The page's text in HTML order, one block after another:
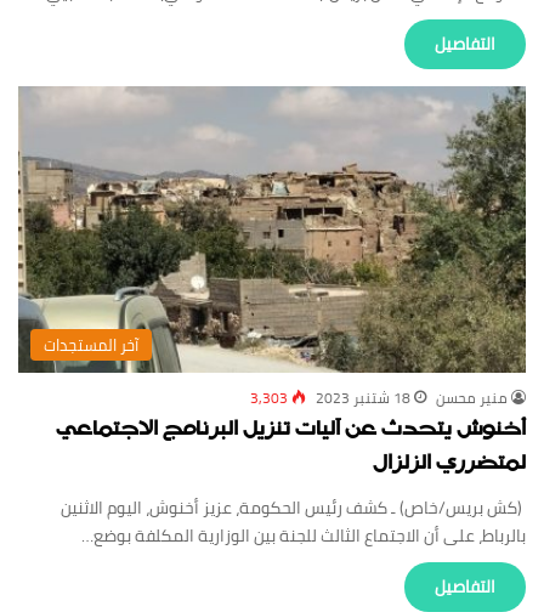
‏التفاصيل
‏آخر المستجدات
منير محسن 18 شتنبر 2023 3,303
أخنوش يتحدث عن آليات تنزيل البرنامج الاجتماعي
لمتضرري الزلزال
(كش بريس/خاص) ـ كشف رئيس الحكومة، عزيز أخنوش، اليوم الاثنين
بالرباط، على أن الاجتماع الثالث للجنة بين الوزارية المكلفة بوضع…
‏التفاصيل